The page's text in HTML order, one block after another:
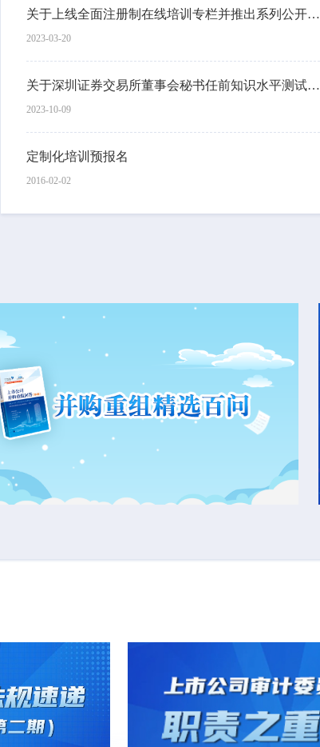
关于上线全面注册制在线培训专栏并推出系列公开课程的通知
2023-03-20
关于深圳证券交易所董事会秘书任前知识水平测试的通知
2023-10-09
定制化培训预报名
2016-02-02